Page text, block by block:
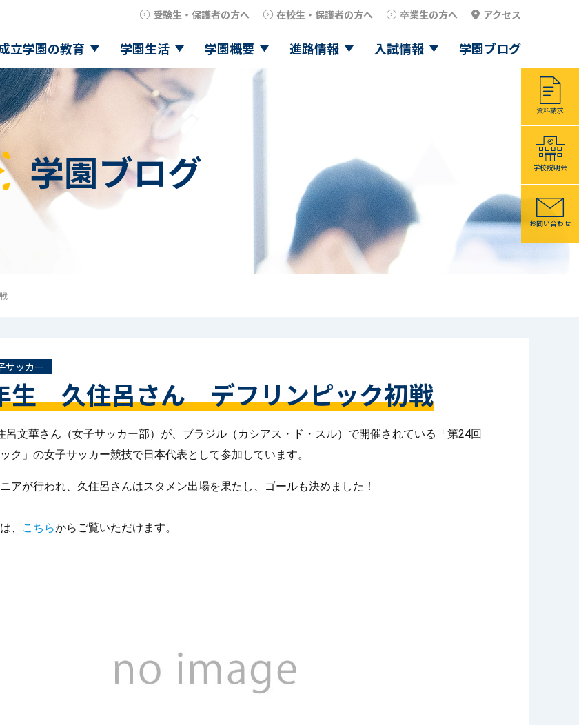
受験生・保護者の方へ 在校生・保護者の方へ 卒業生の方へ アクセス
立学園の教育 学園生活 学園概要 進路情報 入試情報 学園ブログ
資料請求
学校説明会
お問い合わせ
学園ブログ
サッカー
生 久住呂さん デフリンピック初戦
呂文華さん（女子サッカー部）が、ブラジル（カシアス・ド・スル）で開催されている「第24回
ク」の女子サッカー競技で日本代表として参加しています。
アが行われ、久住呂さんはスタメン出場を果たし、ゴールも決めました！
、 こちらからご覧いただけます。